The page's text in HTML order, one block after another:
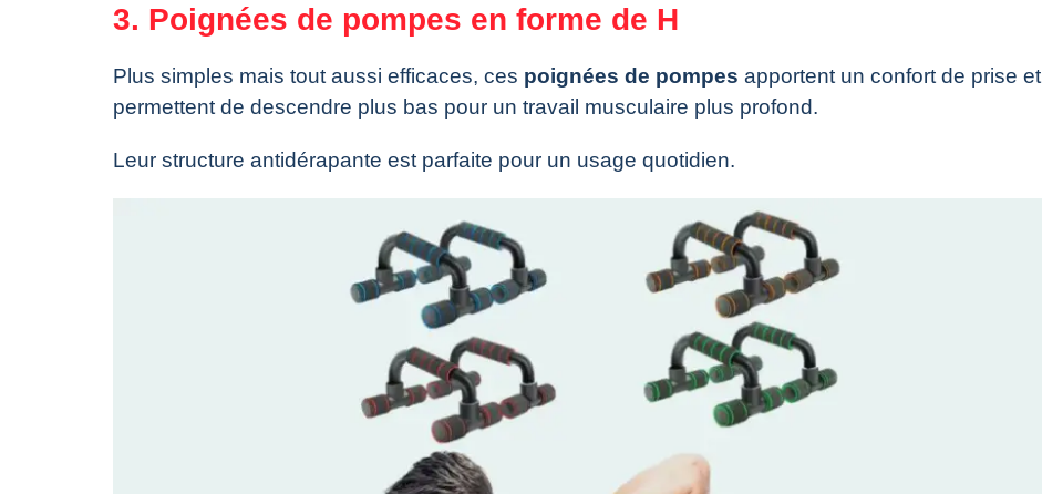
3. Poignées de pompes en forme de H
Plus simples mais tout aussi efficaces, ces poignées de pompes apportent un confort de prise et
permettent de descendre plus bas pour un travail musculaire plus profond.
Leur structure antidérapante est parfaite pour un usage quotidien.